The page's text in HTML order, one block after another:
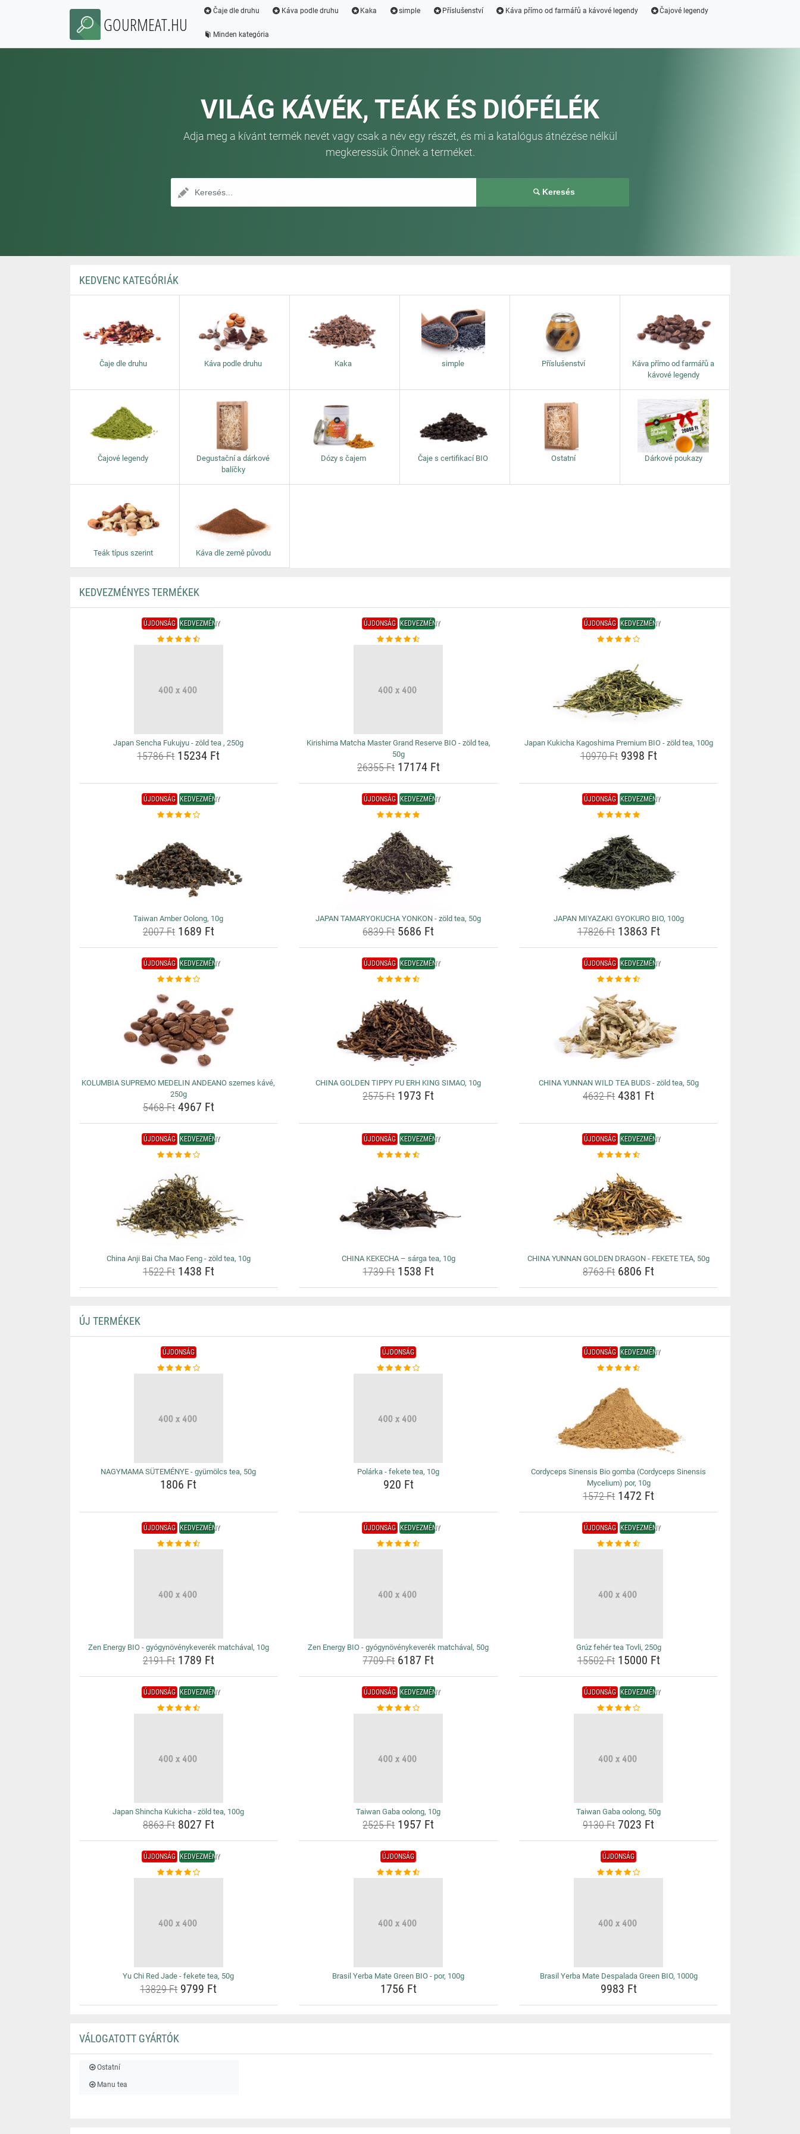
GOURMEAT.HU
Čaje dle druhu Káva podle druhu Kaka simple Příslušenství Káva přímo od farmářů a kávové legendy Čajové legendy
Minden kategória
VILÁG KÁVÉK, TEÁK ÉS DIÓFÉLÉK
Adja meg a kívánt termék nevét vagy csak a név egy részét, és mi a katalógus átnézése nélkül
megkeressük Önnek a terméket.
Keresés
KEDVENC KATEGÓRIÁK
Čaje dle druhu Káva podle druhu Kaka simple Příslušenství
Káva přímo od farmářů a
kávové legendy
Čajové legendy
Degustační a dárkové
balíčky
Dózy s čajem Čaje s certifikací BIO Ostatní Dárkové poukazy
Teák típus szerint Káva dle země původu
KEDVEZMÉNYES TERMÉKEK
ÚJDONSÁG KEDVEZMÉNY
Japan Sencha Fukujyu - zöld tea , 250g
15786 Ft15234 Ft
ÚJDONSÁG KEDVEZMÉNY
Kirishima Matcha Master Grand Reserve BIO - zöld tea,
50g
26355 Ft17174 Ft
ÚJDONSÁG KEDVEZMÉNY
Japan Kukicha Kagoshima Premium BIO - zöld tea, 100g
10970 Ft9398 Ft
ÚJDONSÁG KEDVEZMÉNY
Taiwan Amber Oolong, 10g
2007 Ft1689 Ft
ÚJDONSÁG KEDVEZMÉNY
JAPAN TAMARYOKUCHA YONKON - zöld tea, 50g
6839 Ft5686 Ft
ÚJDONSÁG KEDVEZMÉNY
JAPAN MIYAZAKI GYOKURO BIO, 100g
17826 Ft13863 Ft
ÚJDONSÁG KEDVEZMÉNY
KOLUMBIA SUPREMO MEDELIN ANDEANO szemes kávé,
250g
5468 Ft4967 Ft
ÚJDONSÁG KEDVEZMÉNY
CHINA GOLDEN TIPPY PU ERH KING SIMAO, 10g
2575 Ft1973 Ft
ÚJDONSÁG KEDVEZMÉNY
CHINA YUNNAN WILD TEA BUDS - zöld tea, 50g
4632 Ft 4381 Ft
ÚJDONSÁG KEDVEZMÉNY
China Anji Bai Cha Mao Feng - zöld tea, 10g
1522 Ft1438 Ft
ÚJDONSÁG KEDVEZMÉNY
CHINA KEKECHA – sárga tea, 10g
1739 Ft1538 Ft
ÚJDONSÁG KEDVEZMÉNY
CHINA YUNNAN GOLDEN DRAGON - FEKETE TEA, 50g
8763 Ft 6806 Ft
ÚJ TERMÉKEK
ÚJDONSÁG
NAGYMAMA SÜTEMÉNYE - gyümölcs tea, 50g
1806 Ft
ÚJDONSÁG
Polárka - fekete tea, 10g
920 Ft
ÚJDONSÁG KEDVEZMÉNY
Cordyceps Sinensis Bio gomba (Cordyceps Sinensis
Mycelium) por, 10g
1572 Ft 1472 Ft
ÚJDONSÁG KEDVEZMÉNY
Zen Energy BIO - gyógynövénykeverék matchával, 10g
2191 Ft1789 Ft
ÚJDONSÁG KEDVEZMÉNY
Zen Energy BIO - gyógynövénykeverék matchával, 50g
7709 Ft6187 Ft
ÚJDONSÁG KEDVEZMÉNY
Grúz fehér tea Tovli, 250g
15502 Ft15000 Ft
ÚJDONSÁG KEDVEZMÉNY
Japan Shincha Kukicha - zöld tea, 100g
8863 Ft8027 Ft
ÚJDONSÁG KEDVEZMÉNY
Taiwan Gaba oolong, 10g
2525 Ft1957 Ft
ÚJDONSÁG KEDVEZMÉNY
Taiwan Gaba oolong, 50g
9130 Ft 7023 Ft
ÚJDONSÁG KEDVEZMÉNY
Yu Chi Red Jade - fekete tea, 50g
13829 Ft9799 Ft
ÚJDONSÁG
Brasil Yerba Mate Green BIO - por, 100g
1756 Ft
ÚJDONSÁG
Brasil Yerba Mate Despalada Green BIO, 1000g
9983 Ft
VÁLOGATOTT GYÁRTÓK
Ostatní
Manu tea